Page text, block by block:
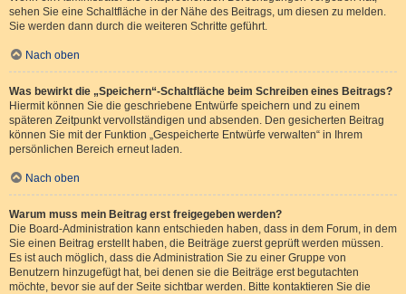
sehen Sie eine Schaltfläche in der Nähe des Beitrags, um diesen zu melden.
Sie werden dann durch die weiteren Schritte geführt.
Nach oben
Was bewirkt die „Speichern“-Schaltfläche beim Schreiben eines Beitrags?
Hiermit können Sie die geschriebene Entwürfe speichern und zu einem
späteren Zeitpunkt vervollständigen und absenden. Den gesicherten Beitrag
können Sie mit der Funktion „Gespeicherte Entwürfe verwalten“ in Ihrem
persönlichen Bereich erneut laden.
Nach oben
Warum muss mein Beitrag erst freigegeben werden?
Die Board-Administration kann entschieden haben, dass in dem Forum, in dem
Sie einen Beitrag erstellt haben, die Beiträge zuerst geprüft werden müssen.
Es ist auch möglich, dass die Administration Sie zu einer Gruppe von
Benutzern hinzugefügt hat, bei denen sie die Beiträge erst begutachten
möchte, bevor sie auf der Seite sichtbar werden. Bitte kontaktieren Sie die